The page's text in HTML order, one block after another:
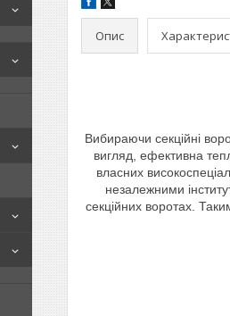
Опис
Вибираючи секційні
вигляд, ефективна
власних
незалежними
секційних воротах.